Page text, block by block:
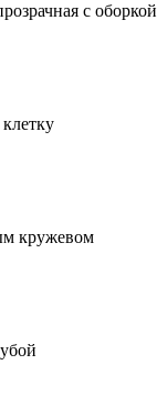
с оборкой
кружевом